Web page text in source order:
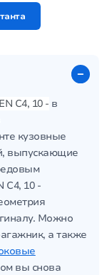
C4, 10 - в
кузовные
выпускающие
C4, 10 -
Можно
а также
вы снова